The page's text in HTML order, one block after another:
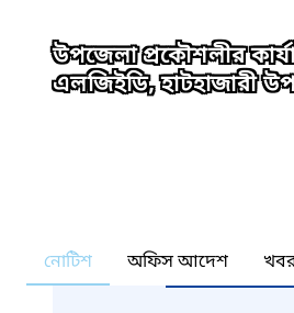
উপজেলা প্রকৌশলীর
এলজিইডি, হাটহাজারী
নোটিশ অফিস আদেশ